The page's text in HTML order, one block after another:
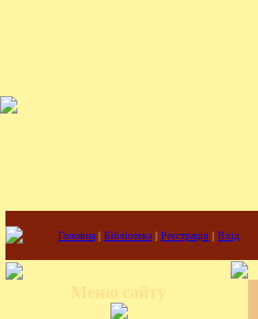
Головна | Бібліотека | Реєстрація | Вхід